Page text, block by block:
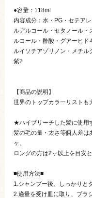
●容量：118ml
内容成分：水・PG・セテア
ルアルコール・セタノール・
ルコール・酢酸・グアーヒド
ルイソチアゾリノン・メチ
紫2
【商品の説明】
世界のトップカラーリストも
★ハイブリーチした髪に使用
髪の毛の量・太さ等個人差は
ヶ、
ロングの方は2ヶ以上を目安
■使用方法■
1.シャンプー後、しっかりと
2.適量を受け皿に取り、ブラ